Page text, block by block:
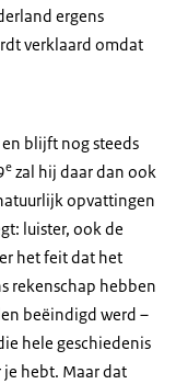
ergens
verklaard omdat
en blijft nog steeds
e zal hij daar dan ook
opvattingen
luister, ook de
het feit dat het
rekenschap hebben
beëindigd werd –
hele geschiedenis
hebt. Maar dat